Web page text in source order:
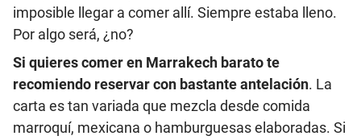
imposible llegar a comer allí. Siempre estaba lleno.
Por algo será, ¿no?
Si quieres comer en Marrakech barato te
recomiendo reservar con bastante antelación. La
carta es tan variada que mezcla desde comida
marroquí, mexicana o hamburguesas elaboradas. Si